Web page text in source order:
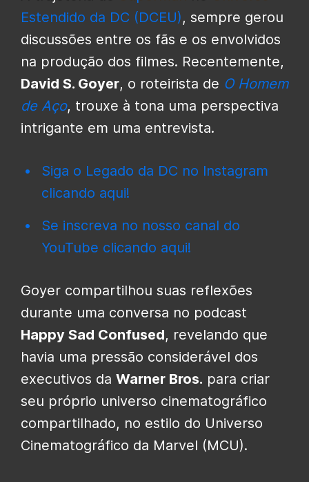
Estendido da DC (DCEU), sempre gerou
discussões entre os fãs e os envolvidos
na produção dos filmes. Recentemente,
David S. Goyer, o roteirista de O Homem
de Aço, trouxe à tona uma perspectiva
intrigante em uma entrevista.
Siga o Legado da DC no Instagram
clicando aqui!
Se inscreva no nosso canal do
YouTube clicando aqui!
Goyer compartilhou suas reflexões
durante uma conversa no podcast
Happy Sad Confused, revelando que
havia uma pressão considerável dos
executivos da Warner Bros. para criar
seu próprio universo cinematográfico
compartilhado, no estilo do Universo
Cinematográfico da Marvel (MCU).